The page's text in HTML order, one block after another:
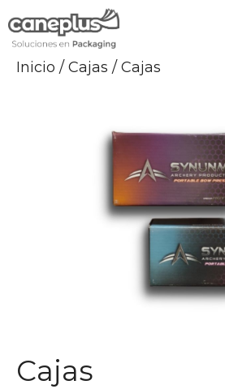
al
Inicio / Cajas / Cajas
Cajas